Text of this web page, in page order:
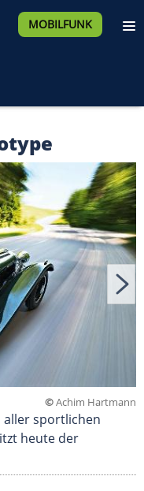
MOBILFUNK
©Achim Hartmann
aller sportlichen
heute der